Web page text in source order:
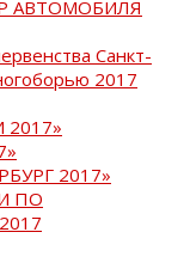
АВТОМОБИЛЯ
Санкт-
2017
2017»
ПО